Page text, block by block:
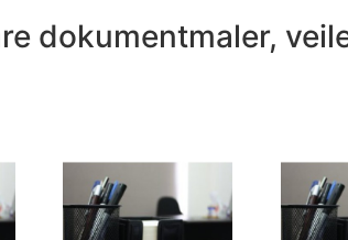
dokumentmaler,